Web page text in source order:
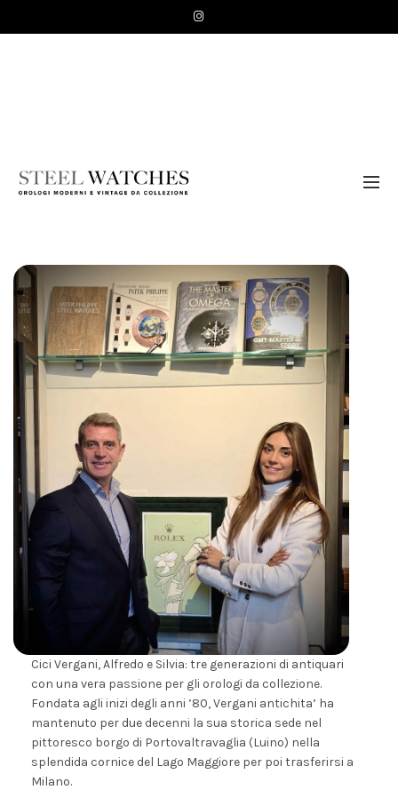
Cici Vergani, Alfredo e Silvia: tre generazioni di antiquari
con una vera passione per gli orologi da collezione.
Fondata agli inizi degli anni ’80, Vergani antichita’ ha
mantenuto per due decenni la sua storica sede nel
pittoresco borgo di Portovaltravaglia (Luino) nella
splendida cornice del Lago Maggiore per poi trasferirsi a
Milano.